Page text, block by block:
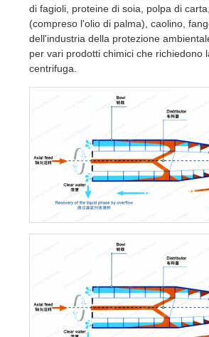
di fagioli, proteine di soia, polpa di
(compreso l'olio di palma), caolino,
dell'industria della protezione
per vari prodotti chimici che richiedono
centrifuga.